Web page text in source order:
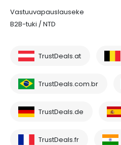
Vastuuvapauslauseke
B2B-tuki / NTD
TrustDeals.at
TrustDeals.com.br
TrustDeals.de
TrustDeals.fr